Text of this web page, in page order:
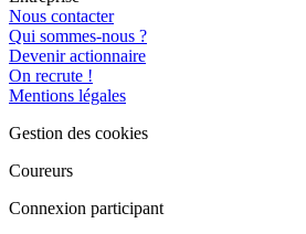
Nous contacter
Qui sommes-nous ?
Devenir actionnaire
On recrute !
Mentions légales
Gestion des cookies
Coureurs
Connexion participant